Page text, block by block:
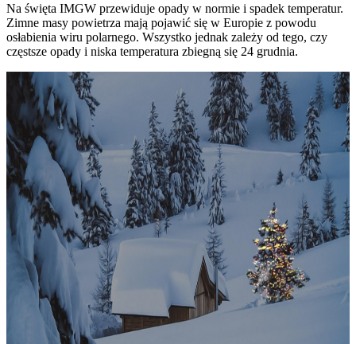
Na święta IMGW przewiduje opady w normie i spadek temperatur.
Zimne masy powietrza mają pojawić się w Europie z powodu
osłabienia wiru polarnego. Wszystko jednak zależy od tego, czy
częstsze opady i niska temperatura zbiegną się 24 grudnia.